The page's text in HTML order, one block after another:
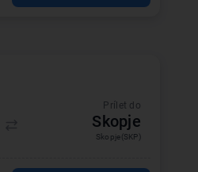
Prílet do
Skopje
Skopje(SKP)